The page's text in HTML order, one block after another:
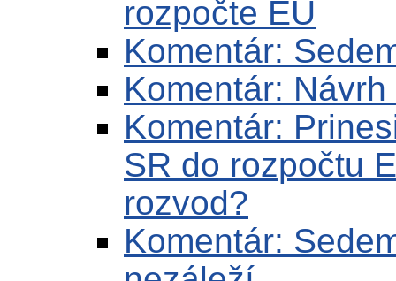
rozpočte EÚ
Komentár:
Komentár:
Komentár:
SR do rozpočtu
rozvod?
Komentár: